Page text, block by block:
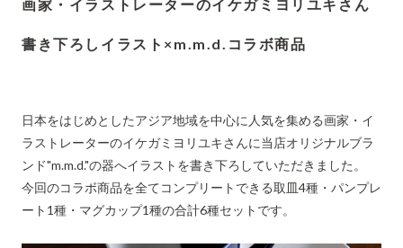
画家・イラストレーターのイケガミヨリユキさん
書き下ろしイラスト×m.m.d.コラボ商品
日本をはじめとしたアジア地域を中心に人気を集める画家・イ
ラストレーターのイケガミヨリユキさんに当店オリジナルブラ
ンド"m.m.d."の器へイラストを書き下ろしていただきました。
今回のコラボ商品を全てコンプリートできる取皿4種・パンプレ
ート1種・マグカップ1種の合計6種セットです。